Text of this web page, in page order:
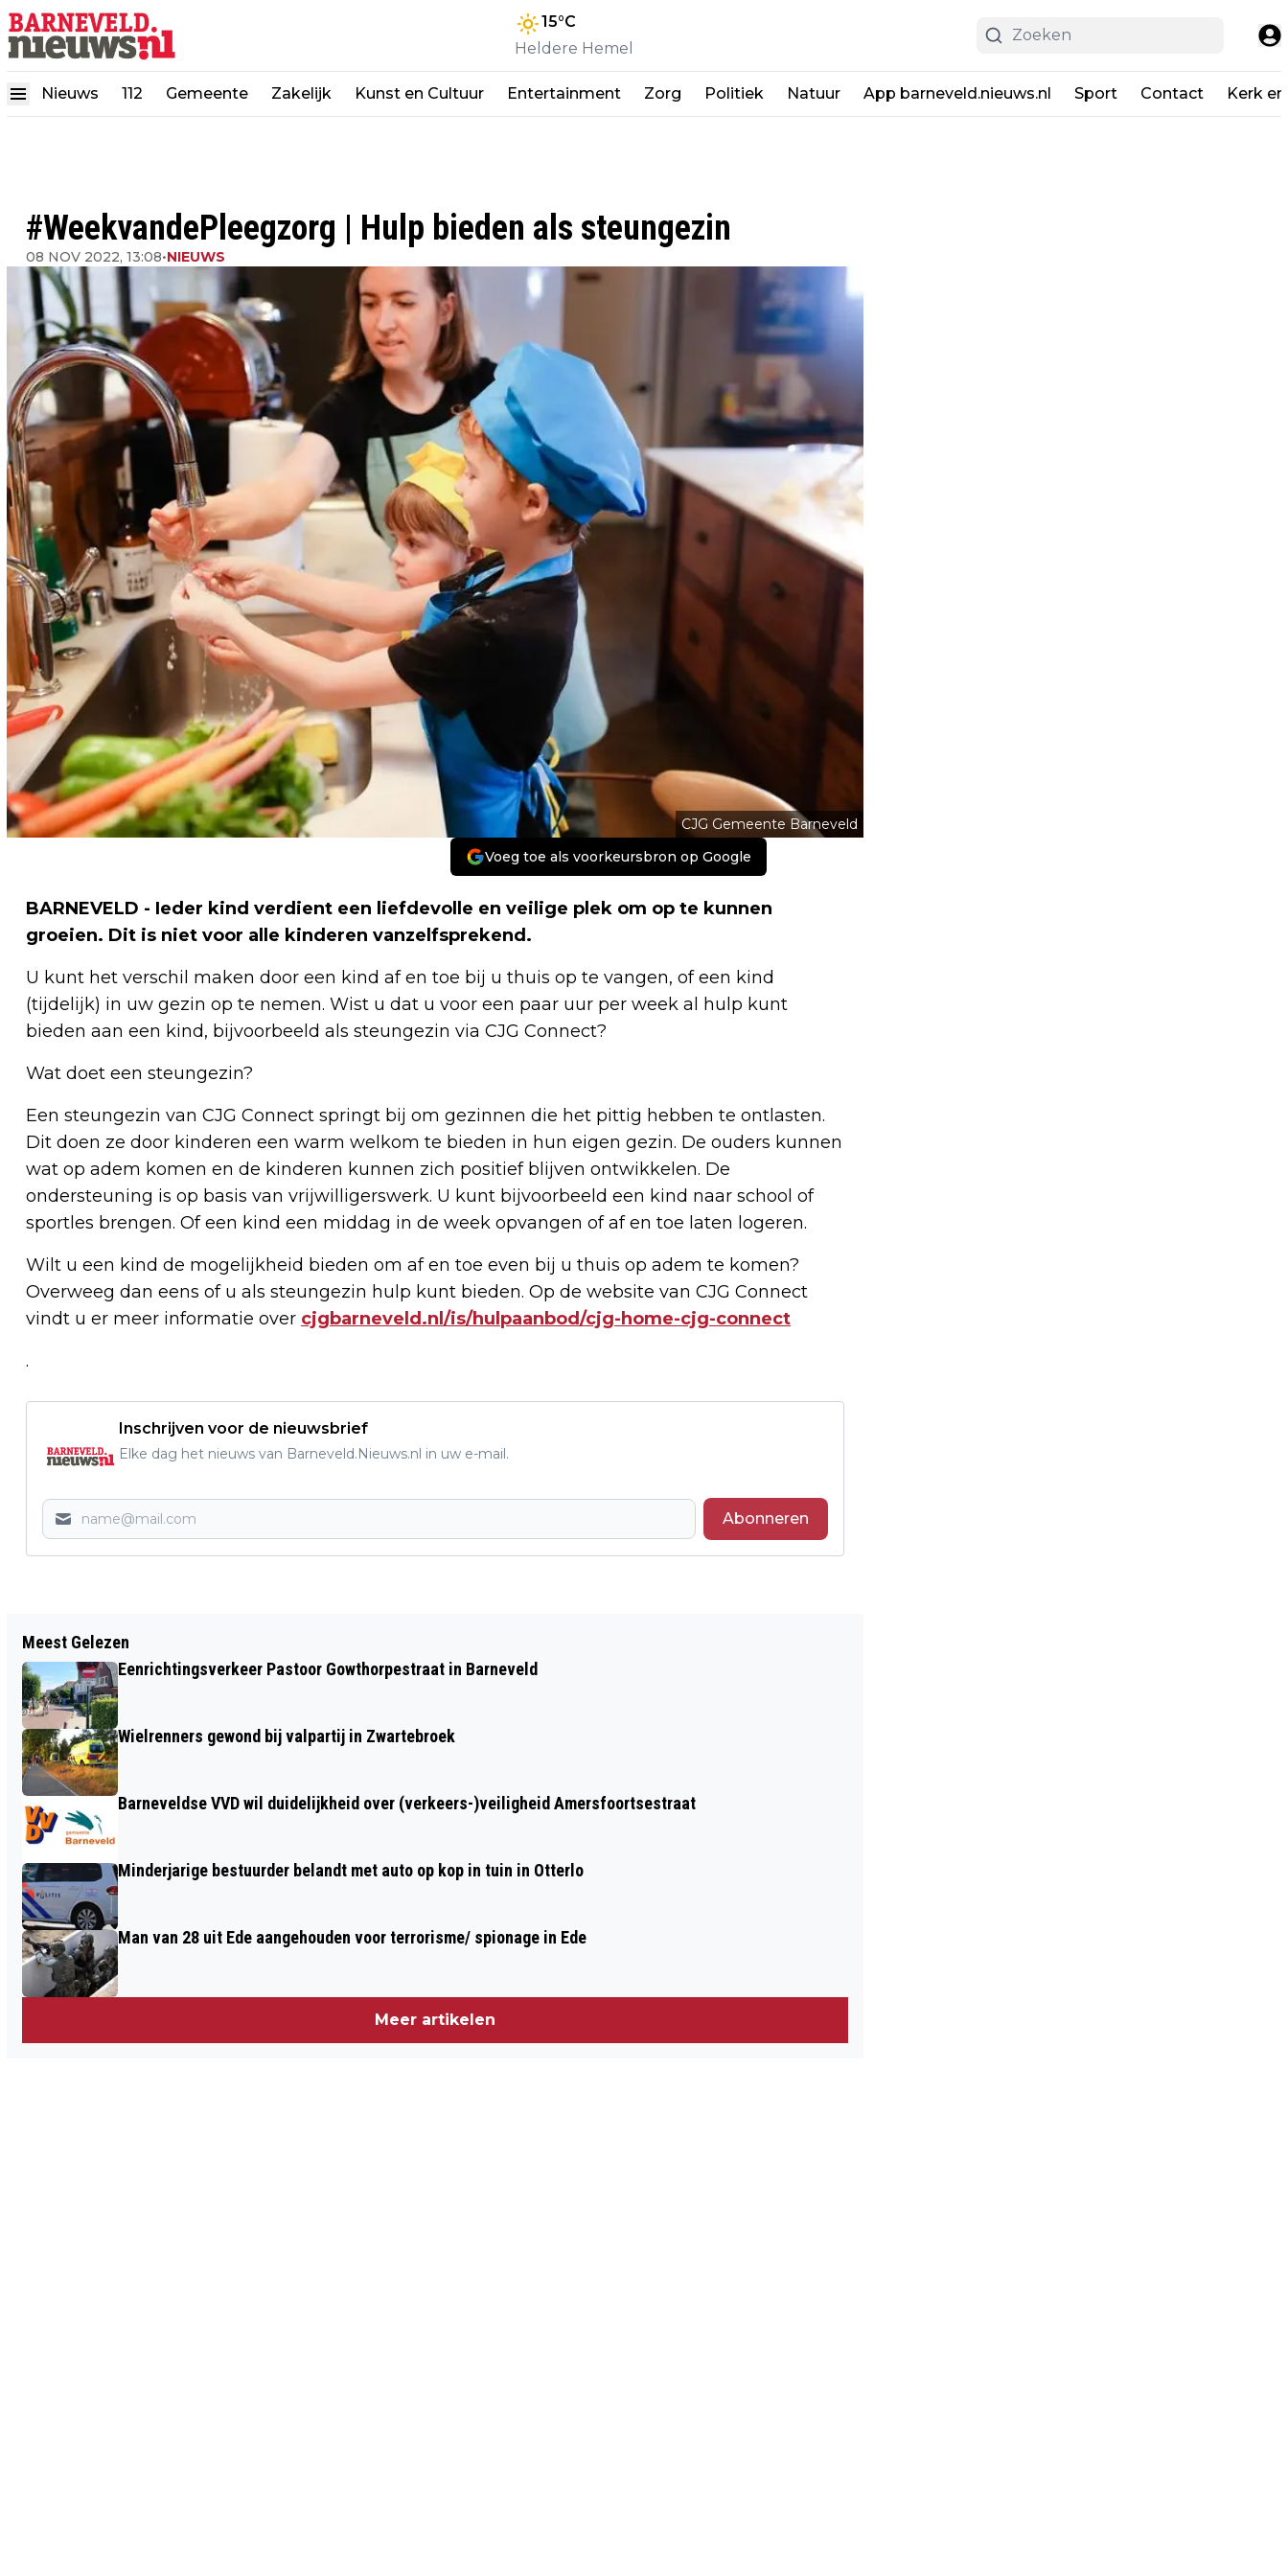
15°C
Heldere Hemel
Nieuws 112 Gemeente Zakelijk Kunst en Cultuur Entertainment Zorg Politiek Natuur App barneveld.nieuws.nl Sport Contact Kerk
#WeekvandePleegzorg | Hulp bieden als steungezin
08 NOV 2022, 13:08•NIEUWS
CJG Gemeente Barneveld
Voeg toe als voorkeursbron op Google
BARNEVELD - Ieder kind verdient een liefdevolle en veilige plek om op te kunnen
groeien. Dit is niet voor alle kinderen vanzelfsprekend.
U kunt het verschil maken door een kind af en toe bij u thuis op te vangen, of een kind
(tijdelijk) in uw gezin op te nemen. Wist u dat u voor een paar uur per week al hulp kunt
bieden aan een kind, bijvoorbeeld als steungezin via CJG Connect?
Wat doet een steungezin?
Een steungezin van CJG Connect springt bij om gezinnen die het pittig hebben te ontlasten.
Dit doen ze door kinderen een warm welkom te bieden in hun eigen gezin. De ouders kunnen
wat op adem komen en de kinderen kunnen zich positief blijven ontwikkelen. De
ondersteuning is op basis van vrijwilligerswerk. U kunt bijvoorbeeld een kind naar school of
sportles brengen. Of een kind een middag in de week opvangen of af en toe laten logeren.
Wilt u een kind de mogelijkheid bieden om af en toe even bij u thuis op adem te komen?
Overweeg dan eens of u als steungezin hulp kunt bieden. Op de website van CJG Connect
vindt u er meer informatie over cjgbarneveld.nl/is/hulpaanbod/cjg-home-cjg-connect
.
Inschrijven voor de nieuwsbrief
Elke dag het nieuws van Barneveld.Nieuws.nl in uw e-mail.
Abonneren
LEUSDENAAR RON VAN MEGEN AWP-
LIJSTTREKKER
WATERSCHAPSVERKIEZINGEN 2023
BEZOEK BIJ BOEREN IN TER SCHUUR
Meest Gelezen
Eenrichtingsverkeer Pastoor Gowthorpestraat in Barneveld
Wielrenners gewond bij valpartij in Zwartebroek
Barneveldse VVD wil duidelijkheid over (verkeers-)veiligheid Amersfoortsestraat
Minderjarige bestuurder belandt met auto op kop in tuin in Otterlo
Man van 28 uit Ede aangehouden voor terrorisme/ spionage in Ede
Meer artikelen